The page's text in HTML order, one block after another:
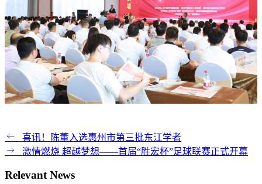
喜讯！陈董入选惠州市第三批东江学者
激情燃烧 超越梦想——首届“胜宏杯”足球联赛正式开幕
Relevant News